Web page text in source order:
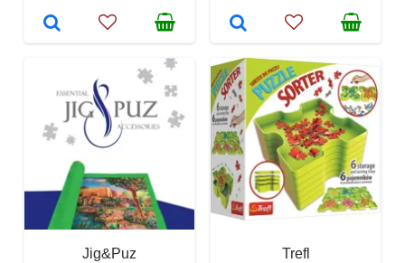
Jig&Puz
Trefl